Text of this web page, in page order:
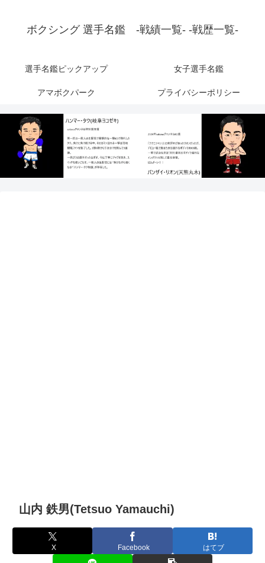
ボクシング 選手名鑑 -戦績一覧- -戦歴一覧-
選手名鑑ピックアップ 女子選手名鑑
アマボクパーク プライバシーポリシー
山内 鉄男(Tetsuo Yamauchi)
X Facebook はてブ